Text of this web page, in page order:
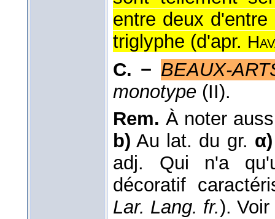
entre deux
triglyphe (d'apr.
C. − BEAUX-
monotype (II).
Rem. À noter
b) Au lat. du gr. α)
adj. Qui n'a
décoratif
Lar. Lang. fr.). Voir